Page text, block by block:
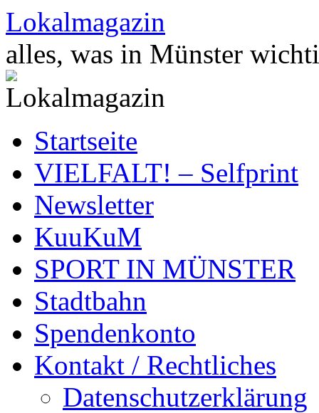
Zum
Inhalt
springen
Lokalmagazin
alles, was in Münster
Startseite
VIELFALT! – Selfprint
Newsletter
KuuKuM
SPORT IN MÜNSTER
Stadtbahn
Spendenkonto
Kontakt / Rechtliches
Datenschutzerklärung